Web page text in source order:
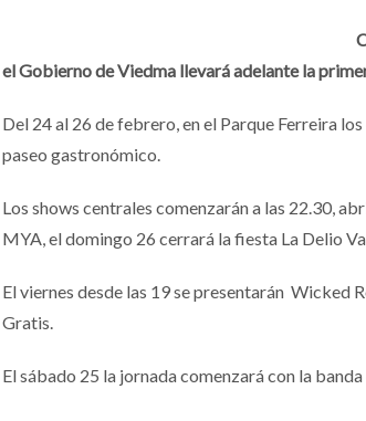
el Gobierno de Viedma llevará adelante la
Del 24 al 26 de febrero, en el Parque Ferreira
paseo gastronómico.
Los shows centrales comenzarán a las 22.30,
MYA, el domingo 26 cerrará la fiesta La Delio
El viernes desde las 19 se presentarán Wicked
Gratis.
El sábado 25 la jornada comenzará con la